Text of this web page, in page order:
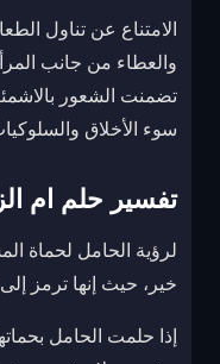
الامتناع عن تناول
والعطاء من جانب
تضمنت الشعور
سوء الأخلاق
تفسير حلم ام
لرؤية الحامل لحماة
خير، حيث إنها ترمز إلى
إذا حلمت الحامل